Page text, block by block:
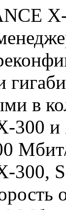
в
300
300,